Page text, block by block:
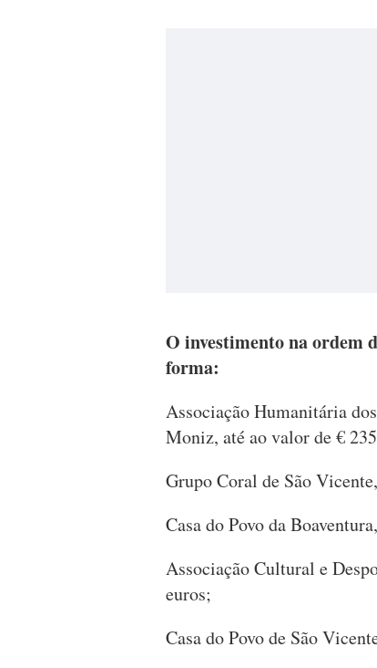
O investimento na ordem
forma:
Associação Humanitária
Moniz, até ao valor de €
Grupo Coral de São
Casa do Povo da
Associação Cultural e
euros;
Casa do Povo de São